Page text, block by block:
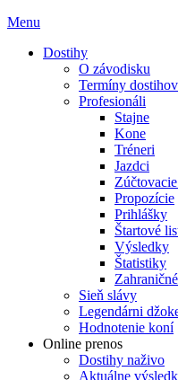
Menu
Dostihy
O závodisku
Termíny dostihov
Profesionáli
Stajne
Kone
Tréneri
Jazdci
Propozície
Prihlášky
Štartové
Výsledky
Štatistiky
Sieň slávy
Legendárni
Hodnotenie koní
Online prenos
Dostihy naživo
Aktuálne